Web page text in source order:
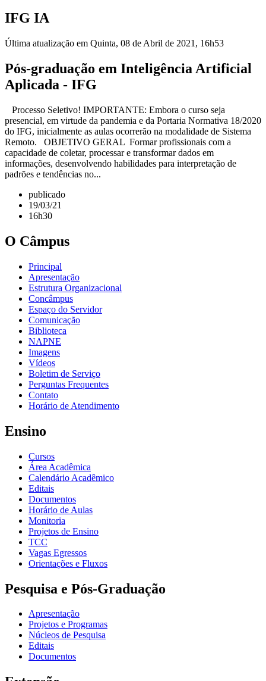
IFG IA
Última atualização em Quinta, 08 de Abril de 2021, 16h53
Pós-graduação em Inteligência Artificial
Aplicada - IFG
Processo Seletivo! IMPORTANTE: Embora o curso seja
presencial, em virtude da pandemia e da Portaria Normativa 18/2020
do IFG, inicialmente as aulas ocorrerão na modalidade de Sistema
Remoto. OBJETIVO GERAL Formar profissionais com a
capacidade de coletar, processar e transformar dados em
informações, desenvolvendo habilidades para interpretação de
padrões e tendências no...
publicado
19/03/21
16h30
O Câmpus
Principal
Apresentação
Estrutura Organizacional
Concâmpus
Espaço do Servidor
Comunicação
Biblioteca
NAPNE
Imagens
Vídeos
Boletim de Serviço
Perguntas Frequentes
Contato
Horário de Atendimento
Ensino
Cursos
Área Acadêmica
Calendário Acadêmico
Editais
Documentos
Horário de Aulas
Monitoria
Projetos de Ensino
TCC
Vagas Egressos
Orientações e Fluxos
Pesquisa e Pós-Graduação
Apresentação
Projetos e Programas
Núcleos de Pesquisa
Editais
Documentos